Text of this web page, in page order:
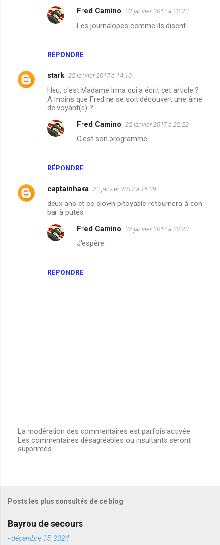
e
RÉPONDRE
Fred Camino 22 janvier 2017 à 22:22
Les journalopes comme ils disent...
stark 22 janvier 2017 à 14:10
Heu, c'est Madame Irma qui a écrit cet article ?
A moins que Fred ne se soit découvert une âme
de voyant(e) ?
RÉPONDRE
Fred Camino 22 janvier 2017 à 22:22
C'est son programme.
captainhaka 22 janvier 2017 à 15:29
deux ans et ce clown pitoyable retournera à son
bar à putes.
RÉPONDRE
Fred Camino 22 janvier 2017 à 22:23
J'espère.
E
n
t
e
r
u
La modération des commentaires est parfois activée.
Les commentaires désagréables ou insultants seront
supprimés.
Posts les plus consultés de ce blog
Bayrou de secours
-décembre 15, 2024